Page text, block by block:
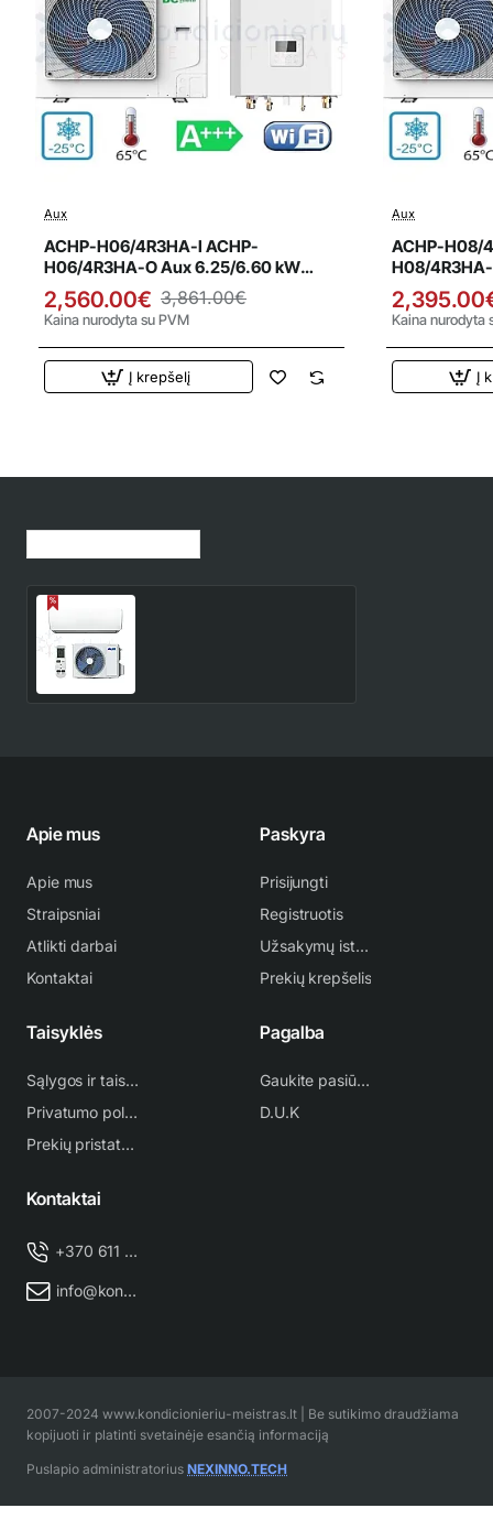
Aux
ACHP-H06/4R3HA-I ACHP-
H06/4R3HA-O Aux 6.25/6.60 kW
oras-vanduo šilumos siurblys
2,560.00€ 3,861.00€
Kaina nurodyta su PVM
Į krepšelį
Aux
ACHP-H08/
H08/
vanduo
Kaina nurodyta
Į
Apie mus
Apie mus
Straipsniai
Atlikti darbai
Kontaktai
Paskyra
Prisijungti
Registruotis
Užsakymų istorija
Prekių krepšelis
Taisyklės
Sąlygos ir taisyklės
Privatumo politika
Prekių pristatymas
Pagalba
Gaukite pasiūlymą
D.U.K
Kontaktai
+370 611 38 500
info@kondicionieriu-meistras.lt
2007-2024 www.kondicionieriu-meistras.lt | Be sutikimo draudžiama
kopijuoti ir platinti svetainėje esančią informaciją
Puslapio administratorius NEXINNO.TECH